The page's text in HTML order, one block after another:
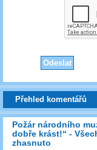
Přehled komentářů
Požár národního
dobře krást!“ -
zhasnuto